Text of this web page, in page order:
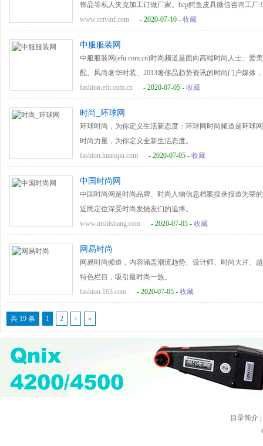
饰品等私人夹克加工订做厂家。hcp鳄鱼皮具微信咨询工厂
专家厂家（高级私人工作室定做hcp鳄鱼皮具）！
www.cctvlnf.com - 2020-07-10 - 收藏
中服服装网
中服服装网(efu.com.cn)时尚频道是面向高端时尚人士、爱
配、风尚奢华时装、2013奢侈品趋势资讯的时尚门户媒体
fashion.efu.com.cn
- 2020-07-05 - 收藏
时尚_环球网
环球时尚，为你定义生活新态度：环球网时尚频道是环球
时尚力量，为你定义全新生活态度。
fashion.huanqiu.com
- 2020-07-05 - 收藏
中国时尚网
中国时尚网是时尚品牌、时尚人物信息档案搜录报道为荣
近民定位深受时尚发烧友们的追捧。
www.mshishang.com
- 2020-07-05 - 收藏
网易时尚
网易时尚频道，内容涵盖潮流趋势、设计师、时尚大片、
特色栏目，吸引最时尚一族。
fashion.163.com
- 2020-07-05 - 收藏
共 19 条 1 2 › »
目录简介